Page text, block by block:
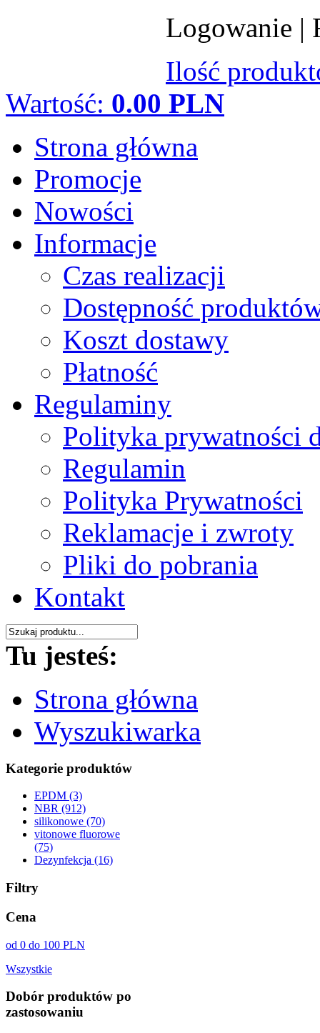
Logowanie |
Ilość
Wartość: 0.00 PLN
Strona główna
Promocje
Nowości
Informacje
Czas realizacji
Dostępność
Koszt dostawy
Płatność
Regulaminy
Polityka prywatności
Regulamin
Polityka Prywatności
Reklamacje i zwroty
Pliki do pobrania
Kontakt
Tu jesteś:
Strona główna
Wyszukiwarka
Kategorie produktów
EPDM (3)
NBR (912)
silikonowe (70)
vitonowe fluorowe
(75)
Dezynfekcja (16)
Filtry
Cena
od 0 do 100 PLN
Wszystkie
Dobór produktów po
zastosowaniu